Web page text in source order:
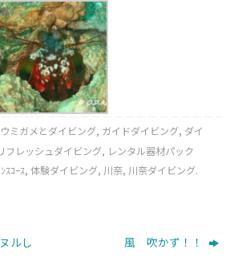
ウミガメとダイビング, ガイドダイビング, ダイ
フレッシュダイビング, レンタル器材パック
ｽｺｰｽ, 体験ダイビング, 川奈, 川奈ダイビング.
ルし
風 吹かず！！